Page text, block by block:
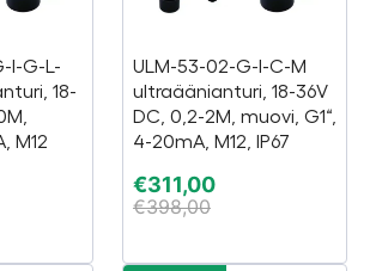
I-G-L-
18-
M12
ULM-53-02-G-I-C-M
ultraäänianturi, 18-36V
DC, 0,2-2M, muovi, G1“,
4-20mA, M12, IP67
€311,00
€398,00